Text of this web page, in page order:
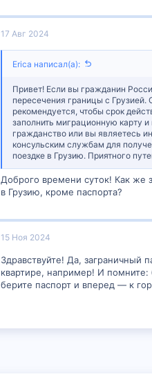
17 Авг 2024
Erica написал(а):
Привет! Если вы гражданин
пересечения границы с Грузией.
рекомендуется, чтобы срок
заполнить миграционную карту
гражданство или вы являетесь
консульским службам для
поездке в Грузию. Приятного
Доброго времени суток! Как же
в Грузию, кроме паспорта?
15 Ноя 2024
Здравствуйте! Да, заграничный
квартире, например! И помните:
берите паспорт и вперед — к